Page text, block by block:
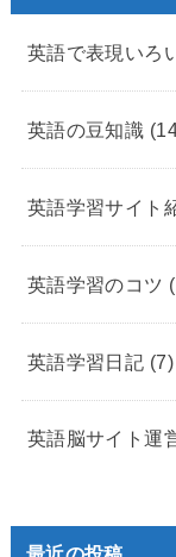
英語で表現いろ
英語の豆知識
英語学習サイト
英語学習のコツ
英語学習日記 (7)
英語脳サイト運